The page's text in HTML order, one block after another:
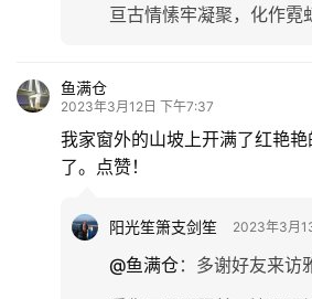
亘古情愫牢凝聚，化作霓
鱼满仓
2023年3月12日 下午7:37
我家窗外的山坡上开满了红艳
了。点赞！
阳光笙箫支剑笙 2023年3月
@鱼满仓： 多谢好友来访